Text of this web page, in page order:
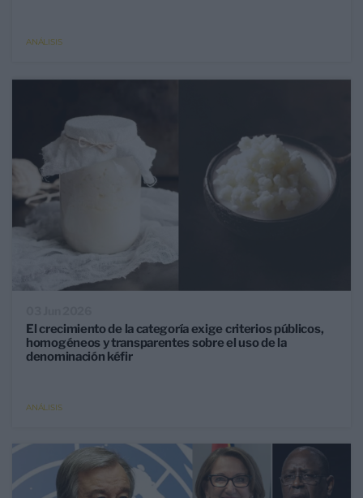
ANÁLISIS
El crecimiento de la categoría exige criterios públicos,
homogéneos y transparentes sobre el uso de la
denominación kéfir
ANÁLISIS